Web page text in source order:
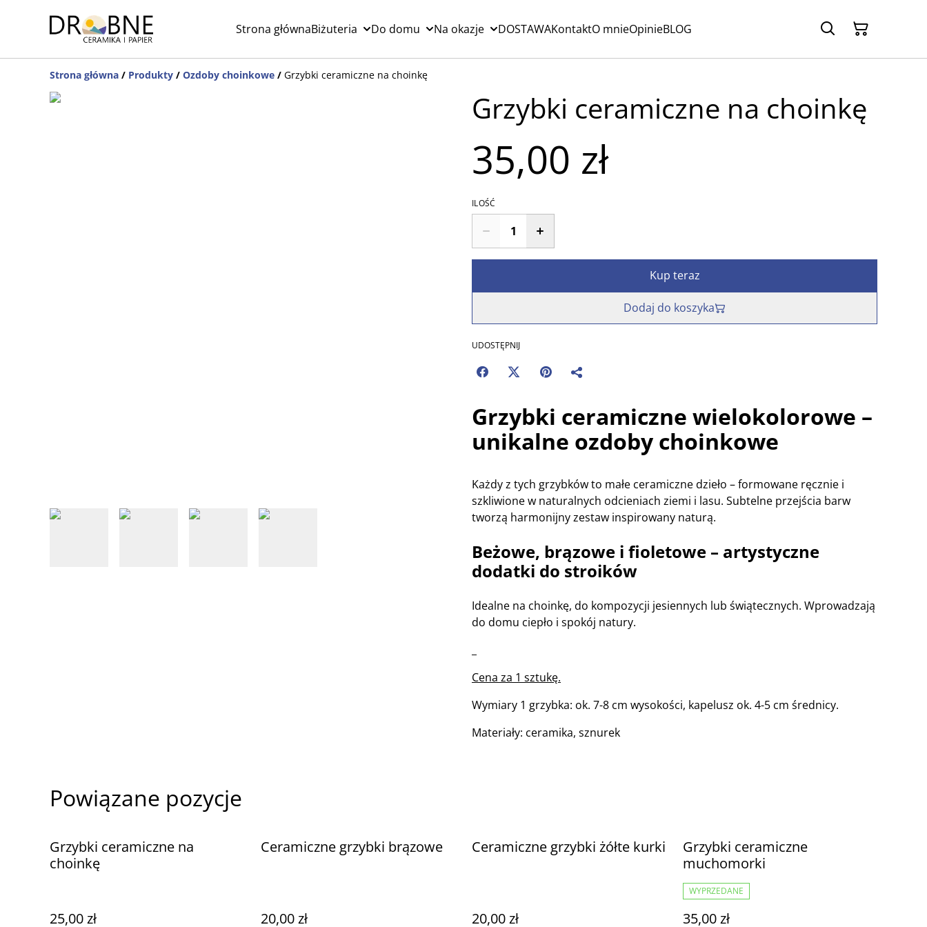
Strona głównaBiżuteria Do domu Na okazje DOSTAWAKontaktO mnieOpinieBLOG
Strona główna / Produkty / Ozdoby choinkowe / Grzybki ceramiczne na choinkę
Grzybki ceramiczne na choinkę
35,00 zł
ILOŚĆ
Kup teraz
Dodaj do koszyka
UDOSTĘPNIJ
Grzybki ceramiczne wielokolorowe –
unikalne ozdoby choinkowe
Każdy z tych grzybków to małe ceramiczne dzieło – formowane ręcznie i
szkliwione w naturalnych odcieniach ziemi i lasu. Subtelne przejścia barw
tworzą harmonijny zestaw inspirowany naturą.
Beżowe, brązowe i fioletowe – artystyczne
dodatki do stroików
Idealne na choinkę, do kompozycji jesiennych lub świątecznych. Wprowadzają
do domu ciepło i spokój natury.
Cena za 1 sztukę.
Wymiary 1 grzybka: ok. 7-8 cm wysokości, kapelusz ok. 4-5 cm średnicy.
Materiały: ceramika, sznurek
Powiązane pozycje
Grzybki ceramiczne na
choinkę
25,00 zł
Ceramiczne grzybki brązowe
20,00 zł
Ceramiczne grzybki żółte kurki
20,00 zł
Grzybki ceramiczne
muchomorki
WYPRZEDANE
35,00 zł